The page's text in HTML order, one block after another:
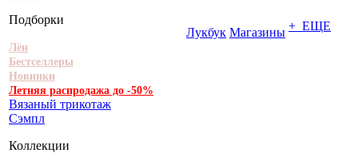
Подборки
Лён
Бестселлеры
Новинки
Летняя распродажа до -50%
Вязаный трикотаж
Сэмпл
Коллекции
Лукбук Магазины + ЕЩЕ